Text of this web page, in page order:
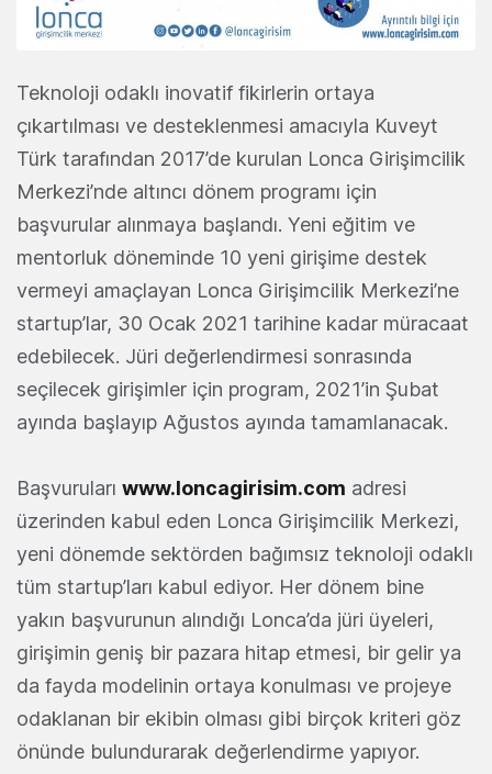
Teknoloji odaklı inovatif fikirlerin ortaya
çıkartılması ve desteklenmesi amacıyla Kuveyt
Türk tarafından 2017’de kurulan Lonca Girişimcilik
Merkezi’nde altıncı dönem programı için
başvurular alınmaya başlandı. Yeni eğitim ve
mentorluk döneminde 10 yeni girişime destek
vermeyi amaçlayan Lonca Girişimcilik Merkezi’ne
startup’lar, 30 Ocak 2021 tarihine kadar müracaat
edebilecek. Jüri değerlendirmesi sonrasında
seçilecek girişimler için program, 2021’in Şubat
ayında başlayıp Ağustos ayında tamamlanacak.
Başvuruları www.loncagirisim.com adresi
üzerinden kabul eden Lonca Girişimcilik Merkezi,
yeni dönemde sektörden bağımsız teknoloji odaklı
tüm startup’ları kabul ediyor. Her dönem bine
yakın başvurunun alındığı Lonca’da jüri üyeleri,
girişimin geniş bir pazara hitap etmesi, bir gelir ya
da fayda modelinin ortaya konulması ve projeye
odaklanan bir ekibin olması gibi birçok kriteri göz
önünde bulundurarak değerlendirme yapıyor.